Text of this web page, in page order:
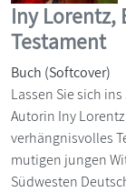
Iny Lorentz,
Testament
Buch (Softcover)
Lassen Sie sich
Autorin Iny
verhängnisvolles
mutigen jungen
Südwesten